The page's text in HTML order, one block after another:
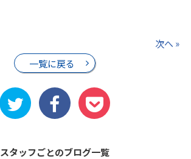
一覧に戻る
次へ »
スタッフごとのブログ一覧